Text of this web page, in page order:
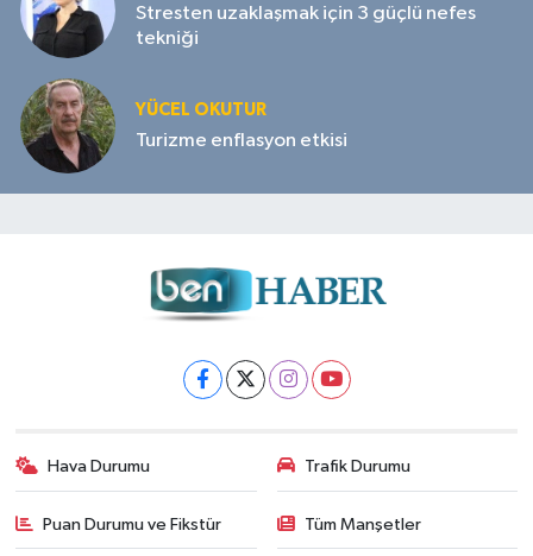
Stresten uzaklaşmak için 3 güçlü nefes
tekniği
YÜCEL OKUTUR
Turizme enflasyon etkisi
Hava Durumu Trafik Durumu
Puan Durumu ve Fikstür Tüm Manşetler